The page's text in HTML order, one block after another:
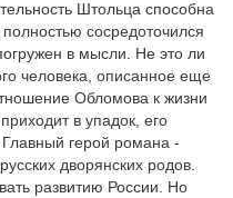
Штольца способна
сосредоточился
в мысли. Не это ли
человека, описанное еще
Обломова к жизни
в упадок, его
герой романа -
дворянских родов.
развитию России. Но